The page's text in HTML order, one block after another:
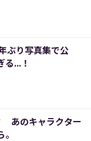
ぶり写真集で公
...！
あのキャラクター